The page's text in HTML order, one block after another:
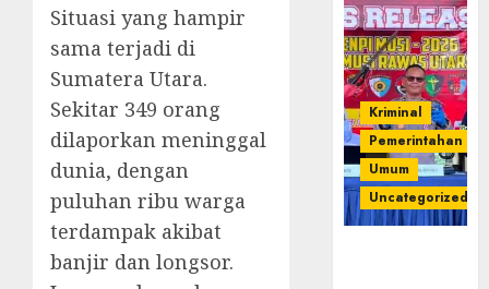
Situasi yang hampir
sama terjadi di
Sumatera Utara.
Sekitar 349 orang
dilaporkan meninggal
dunia, dengan
puluhan ribu warga
terdampak akibat
banjir dan longsor.
Kriminal
Pemerintahan
Umum
Uncategorized